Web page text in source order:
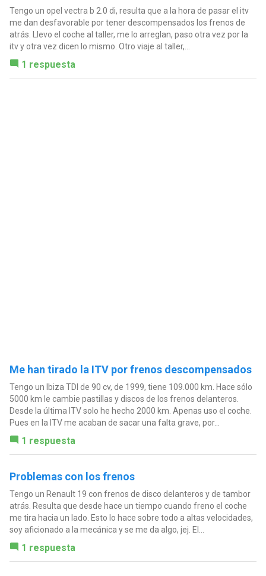
Tengo un opel vectra b 2.0 di, resulta que a la hora de pasar el itv
me dan desfavorable por tener descompensados los frenos de
atrás. Llevo el coche al taller, me lo arreglan, paso otra vez por la
itv y otra vez dicen lo mismo. Otro viaje al taller,...
1 respuesta
Me han tirado la ITV por frenos descompensados
Tengo un Ibiza TDI de 90 cv, de 1999, tiene 109.000 km. Hace sólo
5000 km le cambie pastillas y discos de los frenos delanteros.
Desde la última ITV solo he hecho 2000 km. Apenas uso el coche.
Pues en la ITV me acaban de sacar una falta grave, por...
1 respuesta
Problemas con los frenos
Tengo un Renault 19 con frenos de disco delanteros y de tambor
atrás. Resulta que desde hace un tiempo cuando freno el coche
me tira hacia un lado. Esto lo hace sobre todo a altas velocidades,
soy aficionado a la mecánica y se me da algo, jej. El...
1 respuesta